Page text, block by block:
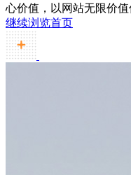
心价值，以网站无限价值
继续浏览首页